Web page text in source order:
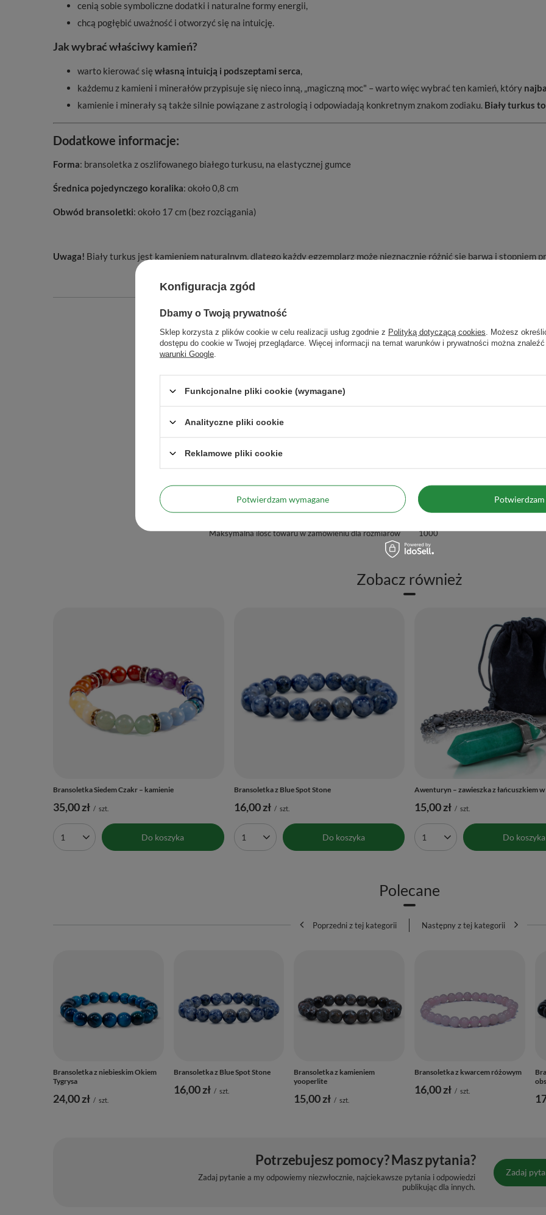
cenią sobie symboliczne dodatki i naturalne formy energii,
chcą pogłębić uważność i otworzyć się na intuicję.
Jak wybrać właściwy kamień?
warto kierować się własną intuicją i podszeptami serca,
każdemu z kamieni i minerałów przypisuje się nieco inną, „magiczną moc" – warto więc wybrać ten kamień, który
kamienie i minerały są także silnie powiązane z astrologią i odpowiadają konkretnym znakom zodiaku. Biały turkus
Dodatkowe informacje:
Forma: bransoletka z oszlifowanego białego turkusu, na elastycznej gumce
Średnica pojedynczego koralika: około 0,8 cm
Obwód bransoletki: około 17 cm (bez rozciągania)
Uwaga! Biały turkus jest kamieniem naturalnym, dlatego każdy egzemplarz może nieznacznie różnić się barwą i stopniem
Gwarancja
Gwarancja sprzedawcy
Venusti sp. z o.o. ul. Tygrysia 6a,
Zasady bezpieczeństwa
Chronić przed dziećmi.
Przechowywać w sposób
wilgoci i nagłych zmian temperatur.
Maksymalna ilość towaru w zamówieniu dla rozmiarów
1000
Zobacz również
Bransoletka Siedem Czakr – kamienie
35,00 zł / szt.
Ilość produktów Do koszyka
Bransoletka z Blue Spot Stone
16,00 zł / szt.
Ilość produktów Do koszyka
Awenturyn – zawieszka z łańcuszkiem
15,00 zł / szt.
Ilość produktów Do koszyka
Polecane
Poprzedni z tej kategorii Następny z tej kategorii
Bransoletka z niebieskim Okiem
Tygrysa
24,00 zł / szt.
Bransoletka z Blue Spot Stone
16,00 zł / szt.
Bransoletka z kamieniem
yooperlite
15,00 zł / szt.
Bransoletka z kwarcem różowym
16,00 zł / szt.
Potrzebujesz pomocy? Masz pytania?
Zadaj pytanie a my odpowiemy niezwłocznie, najciekawsze pytania i odpowiedzi
publikując dla innych.
Zadaj
Konfiguracja zgód
Dbamy o Twoją prywatność
Sklep korzysta z plików cookie w celu realizacji usług zgodnie z Polityką dotyczącą cookies . Możesz
dostępu do cookie w Twojej przeglądarce. Więcej informacji na temat warunków i prywatności można
warunki Google
Funkcjonalne pliki cookie (wymagane)
Analityczne pliki cookie
Reklamowe pliki cookie
Potwierdzam wymagane